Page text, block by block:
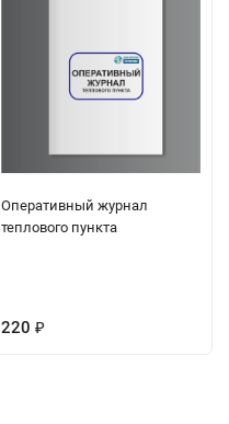
Оперативный журнал
теплового пункта
220 ₽